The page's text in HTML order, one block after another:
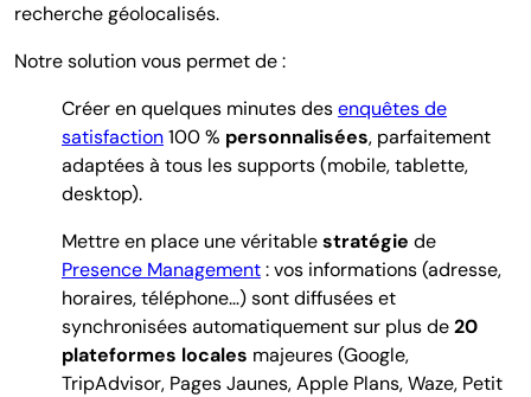
recherche géolocalisés.
Notre solution vous permet de :
Créer en quelques minutes desenquêtes de
satisfaction100 % personnalisées, parfaitement
adaptées à tous les supports (mobile, tablette,
desktop).
Mettre en place une véritablestratégie de
Presence Management: vos informations (adresse,
horaires, téléphone…) sont diffusées et
synchronisées automatiquement sur plus de20
plateformes locales majeures (Google,
TripAdvisor, Pages Jaunes, Apple Plans, Waze, Petit